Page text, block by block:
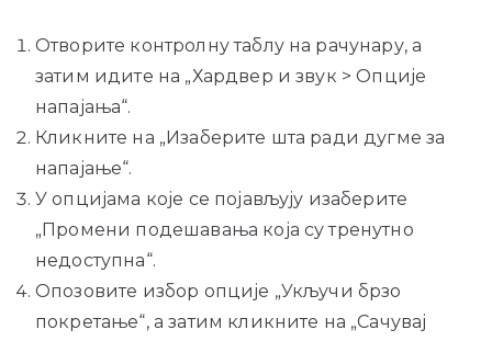
Отворите контролну таблу на рачунару, а
затим идите на „Хардвер и звук > Опције
напајања“.
Кликните на „Изаберите шта ради дугме за
напајање“.
У опцијама које се појављују изаберите
„Промени подешавања која су тренутно
недоступна“.
Опозовите избор опције „Укључи брзо
покретање“, а затим кликните на „Сачувај